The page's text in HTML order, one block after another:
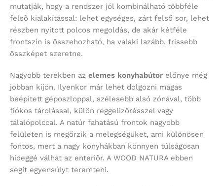
mutatják, hogy a rendszer jól kombinálható többféle
felső kialakítással: lehet egységes, zárt felső sor, lehet
részben nyitott polcos megoldás, de akár kétféle
frontszín is összehozható, ha valaki lazább, frissebb
összképet szeretne.
Nagyobb terekben az elemes konyhabútor előnye még
jobban kijön. Ilyenkor már lehet dolgozni magas
beépített géposzloppal, szélesebb alsó zónával, több
fiókos tárolással, külön reggelizőrésszel vagy
tálalópolccal. A natúr fahatású frontok nagyobb
felületen is megőrzik a melegségüket, ami különösen
fontos, mert a nagy konyhákban könnyen túlságosan
hideggé válhat az enteriőr. A WOOD NATURA ebben
segít egyensúlyt teremteni.